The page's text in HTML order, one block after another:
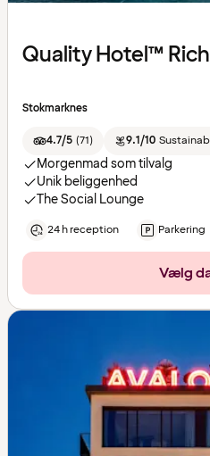
Quality Hotel™
Stokmarknes
4.7/5 (71) 9.1/10
Morgenmad som tilvalg
Unik beliggenhed
The Social Lounge
24 h reception Parkering
Vælg